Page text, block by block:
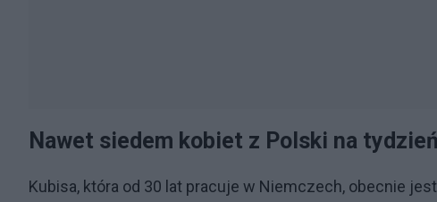
Nawet siedem kobiet z Polski na tydzień
Kubisa, która od 30 lat pracuje w Niemczech, obecnie